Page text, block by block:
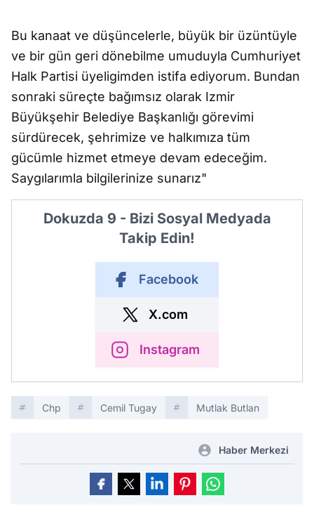
Bu kanaat ve düşüncelerle, büyük bir üzüntüyle
ve bir gün geri dönebilme umuduyla Cumhuriyet
Halk Partisi üyeligimden istifa ediyorum. Bundan
sonraki süreçte bağımsız olarak Izmir
Büyükşehir Belediye Başkanlığı görevimi
sürdürecek, şehrimize ve halkımıza tüm
gücümle hizmet etmeye devam edeceğim.
Saygılarımla bilgilerinize sunarız"
Dokuzda 9 - Bizi Sosyal Medyada
Takip Edin!
Facebook
X.com
Instagram
Chp Cemil Tugay Mutlak Butlan
Haber Merkezi